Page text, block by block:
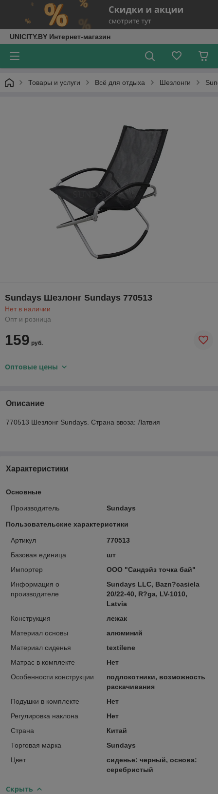
UNICITY.BY Интернет-магазин
Товары и услуги Всё для отдыха Шезлонги
Sundays Шезлонг Sundays 770513
Нет в наличии
Опт и розница
159 руб.
Оптовые цены
Описание
770513 Шезлонг Sundays. Страна ввоза: Латвия
Характеристики
Основные
Производитель Sundays
Пользовательские характеристики
Артикул
770513
Базовая единица
шт
Импортер
ООО "Сандэйз точка бай"
Информация о
производителе
Sundays LLC, Bazn?casiela
20/22-40, R?ga, LV-1010,
Latvia
Конструкция
лежак
Материал основы
алюминий
Материал сиденья
textilene
Матрас в комплекте
Нет
Особенности конструкции
подлокотники, возможность
раскачивания
Подушки в комплекте
Нет
Регулировка наклона
Нет
Страна
Китай
Торговая марка
Sundays
Цвет
сиденье: черный, основа:
серебристый
Скрыть